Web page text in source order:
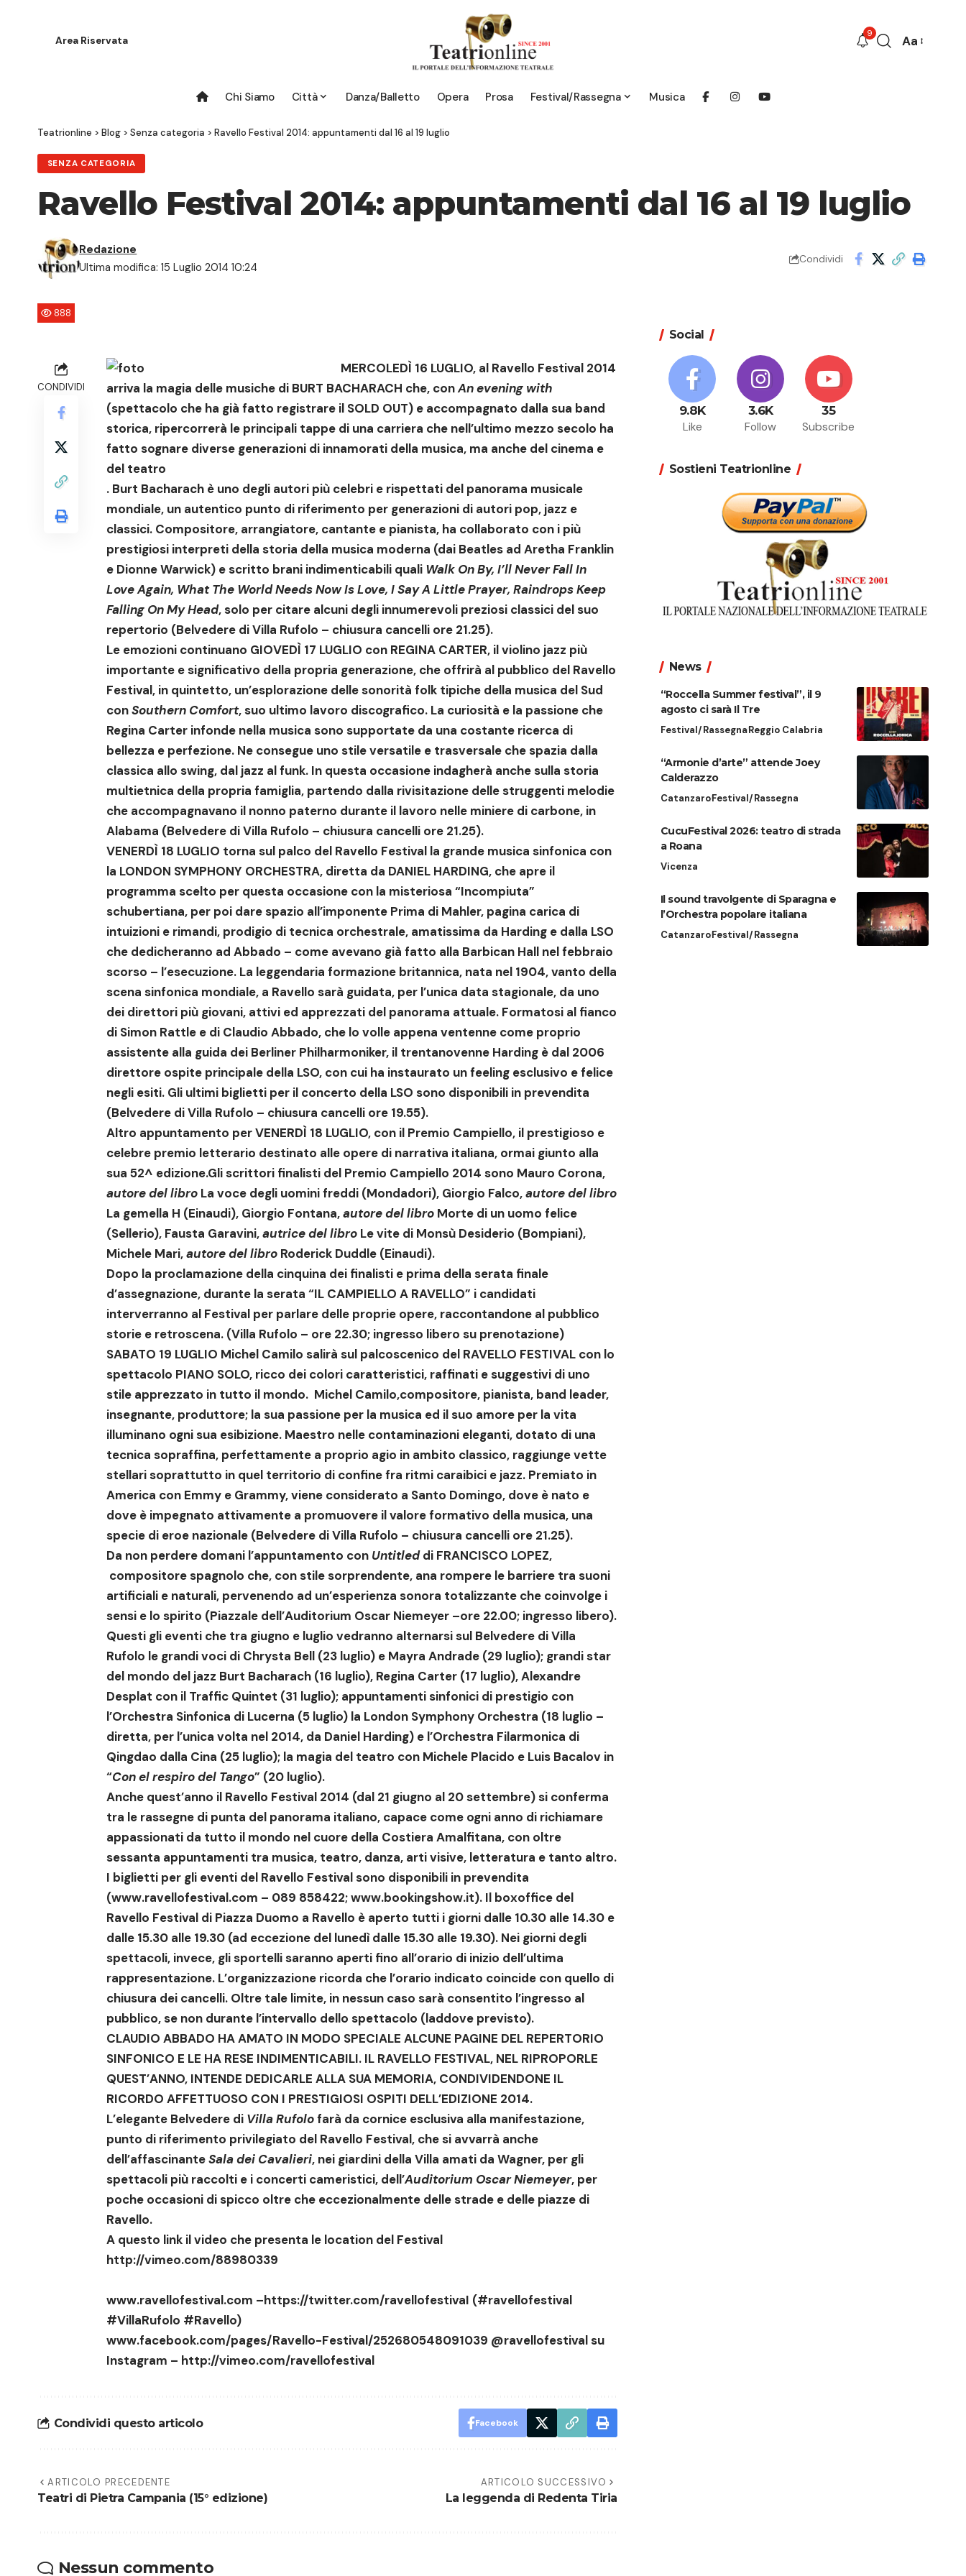
Area Riservata
9
Font
Aa
Chi Siamo Città Danza/Balletto Opera Prosa Festival/Rassegna Musica
Teatrionline > Blog > Senza categoria > Ravello Festival 2014: appuntamenti dal 16 al 19 luglio
SENZA CATEGORIA
Ravello Festival 2014: appuntamenti dal 16 al 19 luglio
Ultima modifica: 15 Luglio 2014 10:24
Redazione
Condividi
888
CONDIVIDI
MERCOLEDÌ 16 LUGLIO, al Ravello Festival 2014
arriva la magia delle musiche di BURT BACHARACH che, conAn evening with
(spettacolo che ha già fatto registrare il SOLD OUT) e accompagnato dalla sua band
storica, ripercorrerà le principali tappe di una carriera che nell’ultimo mezzo secolo ha
fatto sognare diverse generazioni di innamorati della musica, ma anche del cinema e
del teatro
. Burt Bacharach è uno degli autori più celebri e rispettati del panorama musicale
mondiale, un autentico punto di riferimento per generazioni di autori pop, jazz e
classici. Compositore, arrangiatore, cantante e pianista, ha collaborato con i più
prestigiosi interpreti della storia della musica moderna (dai Beatles ad Aretha Franklin
e Dionne Warwick) e scritto brani indimenticabili quali Walk On By, I’ll Never Fall In
Love Again, What The World Needs Now Is Love, I Say A Little Prayer, Raindrops Keep
Falling On My Head, solo per citare alcuni degli innumerevoli preziosi classici del suo
repertorio (Belvedere di Villa Rufolo – chiusura cancelli ore 21.25).
Le emozioni continuano GIOVEDÌ 17 LUGLIO con REGINA CARTER, il violino jazz più
importante e significativo della propria generazione, che offrirà al pubblico del Ravello
Festival, in quintetto, un’esplorazione delle sonorità folk tipiche della musica del Sud
conSouthern Comfort, suo ultimo lavoro discografico. La curiosità e la passione che
Regina Carter infonde nella musica sono supportate da una costante ricerca di
bellezza e perfezione. Ne consegue uno stile versatile e trasversale che spazia dalla
classica allo swing, dal jazz al funk. In questa occasione indagherà anche sulla storia
multietnica della propria famiglia, partendo dalla rivisitazione delle struggenti melodie
che accompagnavano il nonno paterno durante il lavoro nelle miniere di carbone, in
Alabama (Belvedere di Villa Rufolo – chiusura cancelli ore 21.25).
VENERDÌ 18 LUGLIO torna sul palco del Ravello Festival la grande musica sinfonica con
la LONDON SYMPHONY ORCHESTRA, diretta da DANIEL HARDING, che apre il
programma scelto per questa occasione con la misteriosa “Incompiuta”
schubertiana, per poi dare spazio all’imponente Prima di Mahler, pagina carica di
intuizioni e rimandi, prodigio di tecnica orchestrale, amatissima da Harding e dalla LSO
che dedicheranno ad Abbado – come avevano già fatto alla Barbican Hall nel febbraio
scorso – l’esecuzione. La leggendaria formazione britannica, nata nel 1904, vanto della
scena sinfonica mondiale, a Ravello sarà guidata, per l’unica data stagionale, da uno
dei direttori più giovani, attivi ed apprezzati del panorama attuale. Formatosi al fianco
di Simon Rattle e di Claudio Abbado, che lo volle appena ventenne come proprio
assistente alla guida dei Berliner Philharmoniker, il trentanovenne Harding è dal 2006
direttore ospite principale della LSO, con cui ha instaurato un feeling esclusivo e felice
negli esiti. Gli ultimi biglietti per il concerto della LSO sono disponibili in prevendita
(Belvedere di Villa Rufolo – chiusura cancelli ore 19.55).
Altro appuntamento perVENERDÌ 18 LUGLIO, con il Premio Campiello, il prestigioso e
celebre premio letterario destinato alle opere di narrativa italiana, ormai giunto alla
sua 52^ edizione.Gli scrittori finalisti del Premio Campiello 2014 sono Mauro Corona,
autore del libro La voce degli uomini freddi (Mondadori), Giorgio Falco,autore del libro
La gemella H (Einaudi), Giorgio Fontana,autore del libro Morte di un uomo felice
(Sellerio), Fausta Garavini,autrice del libro Le vite di Monsù Desiderio (Bompiani),
Michele Mari,autore del libro Roderick Duddle (Einaudi).
Dopo la proclamazione della cinquina dei finalisti e prima della serata finale
d’assegnazione, durante la serata “IL CAMPIELLO A RAVELLO” i candidati
interverranno al Festival per parlare delle proprie opere, raccontandone al pubblico
storie e retroscena. (Villa Rufolo – ore 22.30; ingresso libero su prenotazione)
SABATO 19 LUGLIO Michel Camilo salirà sul palcoscenico del RAVELLO FESTIVAL con lo
spettacolo PIANO SOLO, ricco dei colori caratteristici, raffinati e suggestivi di uno
stile apprezzato in tutto il mondo. Michel Camilo,compositore, pianista, band leader,
insegnante, produttore; la sua passione per la musica ed il suo amore per la vita
illuminano ogni sua esibizione. Maestro nelle contaminazioni eleganti, dotato di una
tecnica sopraffina, perfettamente a proprio agio in ambito classico, raggiunge vette
stellari soprattutto in quel territorio di confine fra ritmi caraibici e jazz. Premiato in
America con Emmy e Grammy, viene considerato a Santo Domingo, dove è nato e
dove è impegnato attivamente a promuovere il valore formativo della musica, una
specie di eroe nazionale (Belvedere di Villa Rufolo – chiusura cancelli ore 21.25).
Da non perdere domani l’appuntamento con Untitleddi FRANCISCO LOPEZ,
compositore spagnolo che, con stile sorprendente, ana rompere le barriere tra suoni
artificiali e naturali, pervenendo ad un’esperienza sonora totalizzante che coinvolge i
sensi e lo spirito (Piazzale dell’Auditorium Oscar Niemeyer –ore 22.00; ingresso libero).
Questi gli eventi che tra giugno e luglio vedranno alternarsi sul Belvedere di Villa
Rufolo le grandi voci di Chrysta Bell (23 luglio) e Mayra Andrade (29 luglio); grandi star
del mondo del jazz Burt Bacharach (16 luglio), Regina Carter (17 luglio),Alexandre
Desplat con il Traffic Quintet (31 luglio); appuntamenti sinfonici di prestigio con
l’Orchestra Sinfonica di Lucerna (5 luglio) la London Symphony Orchestra (18 luglio –
diretta, per l’unica volta nel 2014, da Daniel Harding) e l’Orchestra Filarmonica di
Qingdao dalla Cina (25 luglio); la magia del teatro con Michele Placido e Luis Bacalov in
“Con el respiro del Tango” (20 luglio).
Anche quest’anno il Ravello Festival 2014 (dal 21 giugno al 20 settembre)si conferma
tra le rassegne di punta del panorama italiano, capace come ogni anno di richiamare
appassionati da tutto il mondo nel cuore della Costiera Amalfitana, con oltre
sessanta appuntamenti tra musica, teatro, danza, arti visive, letteratura e tanto altro.
I biglietti per gli eventi del Ravello Festival sono disponibili in prevendita
(www.ravellofestival.com – 089 858422;www.bookingshow.it). Il boxoffice del
Ravello Festival di Piazza Duomo a Ravello è aperto tutti i giorni dalle 10.30 alle 14.30 e
dalle 15.30 alle 19.30 (ad eccezione del lunedì dalle 15.30 alle 19.30). Nei giorni degli
spettacoli, invece, gli sportelli saranno aperti fino all’orario di inizio dell’ultima
rappresentazione. L’organizzazione ricorda che l’orario indicato coincide con quello di
chiusura dei cancelli. Oltre tale limite, in nessun caso sarà consentito l’ingresso al
pubblico, se non durante l’intervallo dello spettacolo (laddove previsto).
CLAUDIO ABBADO HA AMATO IN MODO SPECIALE ALCUNE PAGINE DEL REPERTORIO
SINFONICO E LE HA RESE INDIMENTICABILI. IL RAVELLO FESTIVAL, NEL RIPROPORLE
QUEST’ANNO, INTENDE DEDICARLE ALLA SUA MEMORIA, CONDIVIDENDONE IL
RICORDO AFFETTUOSO CON I PRESTIGIOSI OSPITI DELL’EDIZIONE 2014.
L’elegante Belvedere di Villa Rufolofarà da cornice esclusiva alla manifestazione,
punto di riferimento privilegiato del Ravello Festival, che si avvarrà anche
dell’affascinanteSala dei Cavalieri, nei giardini della Villa amati da Wagner, per gli
spettacoli più raccolti e i concerti cameristici, dell’Auditorium Oscar Niemeyer, per
poche occasioni di spicco oltre che eccezionalmente delle strade e delle piazze di
Ravello.
A questo link il video che presenta le location del Festival
http://vimeo.com/88980339
www.ravellofestival.com –https://twitter.com/ravellofestivaI (#ravellofestival
#VillaRufolo #Ravello)
www.facebook.com/pages/Ravello-Festival/252680548091039 @ravellofestival su
Instagram – http://vimeo.com/ravellofestival
Condividi questo articolo Facebook
ARTICOLO PRECEDENTE
Teatri di Pietra Campania (15° edizione)
ARTICOLO SUCCESSIVO
La leggenda di Redenta Tiria
Nessun commento
Social
9.8K
Like
3.6K
Follow
35
Subscribe
Sostieni Teatrionline
News
“Roccella Summer festival”, il 9
agosto ci sarà Il Tre
Festival/RassegnaReggio Calabria
“Armonie d’arte” attende Joey
Calderazzo
CatanzaroFestival/Rassegna
CucuFestival 2026: teatro di strada
a Roana
Vicenza
Il sound travolgente di Sparagna e
l’Orchestra popolare italiana
CatanzaroFestival/Rassegna